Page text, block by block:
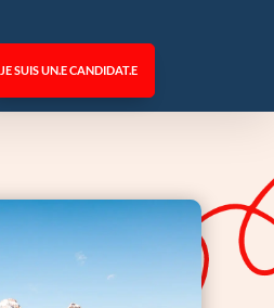
JE SUIS UN.E CANDIDAT.E